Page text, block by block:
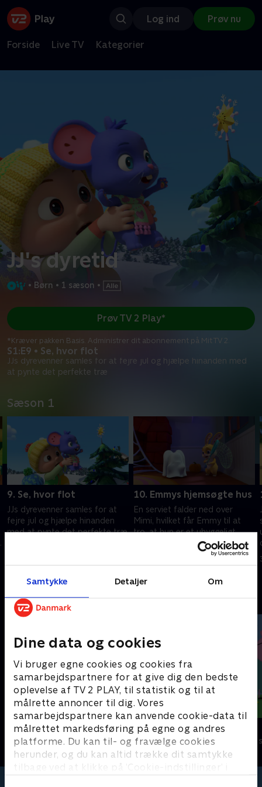
Samtykke Detaljer Om
Dine data og cookies
Vi bruger egne cookies og cookies fra
samarbejdspartnere for at give dig den bedste
oplevelse af TV 2 PLAY, til statistik og til at
målrette annoncer til dig. Vores
samarbejdspartnere kan anvende cookie-data til
målrettet markedsføring på egne og andres
platforme. Du kan til- og fravælge cookies
herunder, og du kan altid trække dit samtykke
tilbage ved at klikke på ’Cookie-indstillinger’ i
Log ind Prøv nu
Forside Live TV Kategorier
JJ's dyretid
• Børn • 1 sæson •
S1:E9 • Se, hvor flot
JJs dyrevenner samles for at fejre jul og hjælpe hinanden med
at pynte det perfekte træ
Prøv TV 2 Play*
*Kræver pakken Basis. Administrer dit abonnement på Mit TV 2.
Sæson 1
9. Se, hvor flot
JJs dyrevenner samles for at
fejre jul og hjælpe hinanden
med at pynte det perfekte træ
10. Emmys hjemsøgte hus
En serviet falder ned over
Mimi, hvilket får Emmy til at
tro, at hun er et uhyggeligt
Andre så også
Cocomelon
Børneserier • 1 sæsoner
Gurli Gris
Børneserier • 4